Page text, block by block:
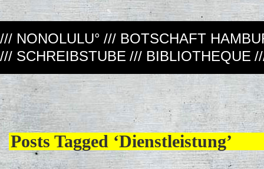
/// NONOLULU° /// BOTSCHAFT
/// SCHREIBSTUBE /// BIBLIOTHEQUE
Posts Tagged ‘Dienstleistung’